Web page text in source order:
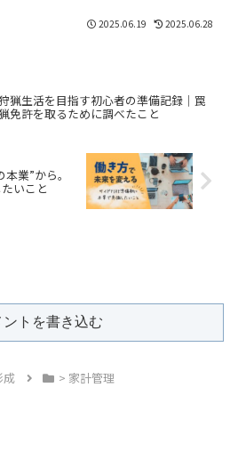
す「ふるさと納税って頼んだっけ」問
題。みなさん、「ふるさと納税」やって
2025.06.19 2025.06.28
猟生活を目指す初心者の準備記録｜罠
免許を取るために調べたこと
業”から。
いこと
ントを書き込む
> 家計管理